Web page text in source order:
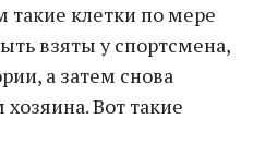
такие клетки по мере
взяты у спортсмена,
а затем снова
Вот такие